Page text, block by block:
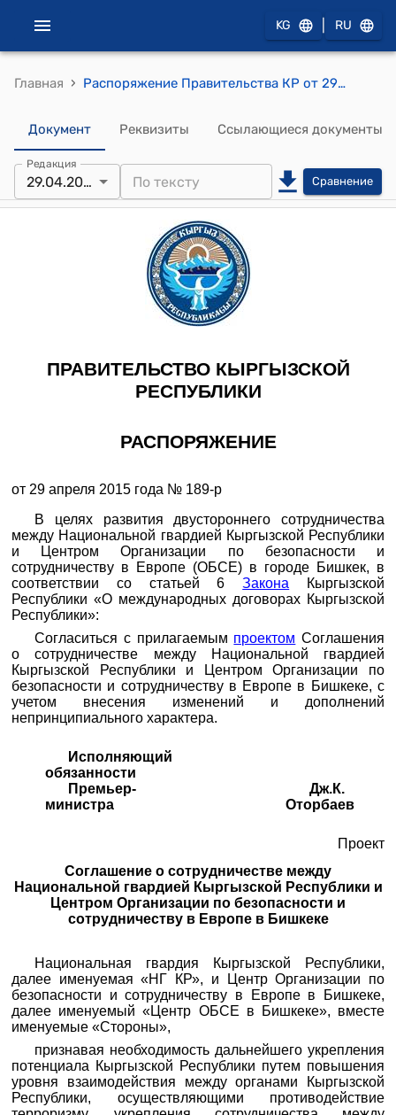
KG RU
Главная › Распоряжение Правительства КР от 29 апреля 2015 года № 189-р (О согласии с проектом Соглашения о сотрудничестве между Национальной гвардией Кыргызской Республики и Центром Организации по безопасности и сотрудничеству в Европе в Бишкеке)
Документ Реквизиты Ссылающиеся документы
Редакция
29.04.2015 Сравнение